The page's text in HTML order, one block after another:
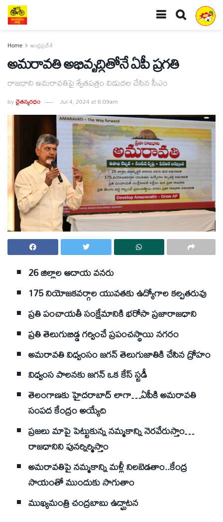
Home ఆంధ్రప్రదేశ్
అమరావతి అభివృద్ధితోనే ఏపీ ప్రగతి
రాజధాని అమరావతిపై శ్వేతపత్రం విడుదల చేసిన సీఎం
byచైతన్యరధం Jul 4, 2024 at 6:09am
26 జిల్లాల ఆదాయ వనరు
175 నియోజకవర్గాల యువతకు ఉద్యోగాల కల్పతరువు
ప్రతి పంచాయతీ సంక్షేమానికి భరోసా ప్రజారాజధాని
ప్రతి తెలుగుబిడ్డ గర్వించే ప్రపంచస్థాయి నగరం
అమరావతి విధ్వంసం జగన్‌ తెలుగుజాతికి చేసిన ద్రోహం
విధ్వంస పాలనకు జగన్‌ ఒక కేస్‌ స్టడీ
తెలంగాణకు హైదరాబాద్‌ లాగా…ఏపీకి అమరావతి
సంపద కేంద్రం అయ్యేది
ప్రజలు మాపై పెట్టుకున్న నమ్మకాన్ని నెరవేరుస్తాం…
రాజధానిని పునర్నిర్మిస్తాం
అమరావతిపై నమ్మకాన్ని మళ్లీ నిలబెడతాం..కేంద్ర
సాయంతో ముందుకు సాగుతాం
ముఖ్యమంత్రి చంద్రబాబు ఉద్ఘాటన